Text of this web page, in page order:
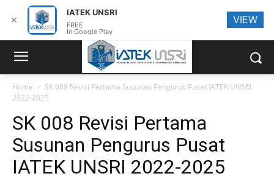
Home
SK 008 Revisi Pertama Susunan Pengurus Pusat IATEK UNSRI
2022-2025
SK 008 Revisi Pertama
Susunan Pengurus Pusat
IATEK UNSRI 2022-2025
✕
IATEK UNSRI
FREE
In Google Play
VIEW